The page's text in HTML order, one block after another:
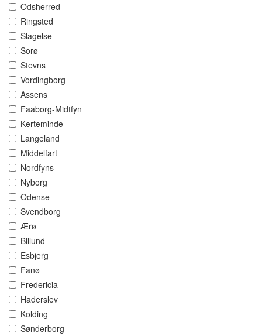
Odsherred
Ringsted
Slagelse
Sorø
Stevns
Vordingborg
Assens
Faaborg-Midtfyn
Kerteminde
Langeland
Middelfart
Nordfyns
Nyborg
Odense
Svendborg
Ærø
Billund
Esbjerg
Fanø
Fredericia
Haderslev
Kolding
Sønderborg